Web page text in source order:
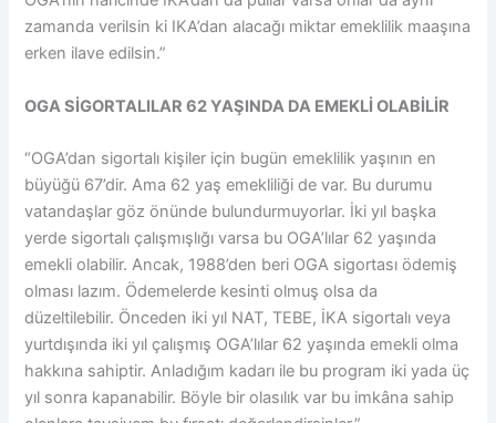
zamanda verilsin ki IKA’dan alacağı miktar emeklilik maaşına
erken ilave edilsin.”
OGA SİGORTALILAR 62 YAŞINDA DA EMEKLİ OLABİLİR
“OGA’dan sigortalı kişiler için bugün emeklilik yaşının en
büyüğü 67’dir. Ama 62 yaş emekliliği de var. Bu durumu
vatandaşlar göz önünde bulundurmuyorlar. İki yıl başka
yerde sigortalı çalışmışlığı varsa bu OGA’lılar 62 yaşında
emekli olabilir. Ancak, 1988’den beri OGA sigortası ödemiş
olması lazım. Ödemelerde kesinti olmuş olsa da
düzeltilebilir. Önceden iki yıl NAT, TEBE, İKA sigortalı veya
yurtdışında iki yıl çalışmış OGA’lılar 62 yaşında emekli olma
hakkına sahiptir. Anladığım kadarı ile bu program iki yada üç
yıl sonra kapanabilir. Böyle bir olasılık var bu imkâna sahip